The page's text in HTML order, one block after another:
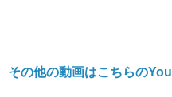
その他の動画はこちらの